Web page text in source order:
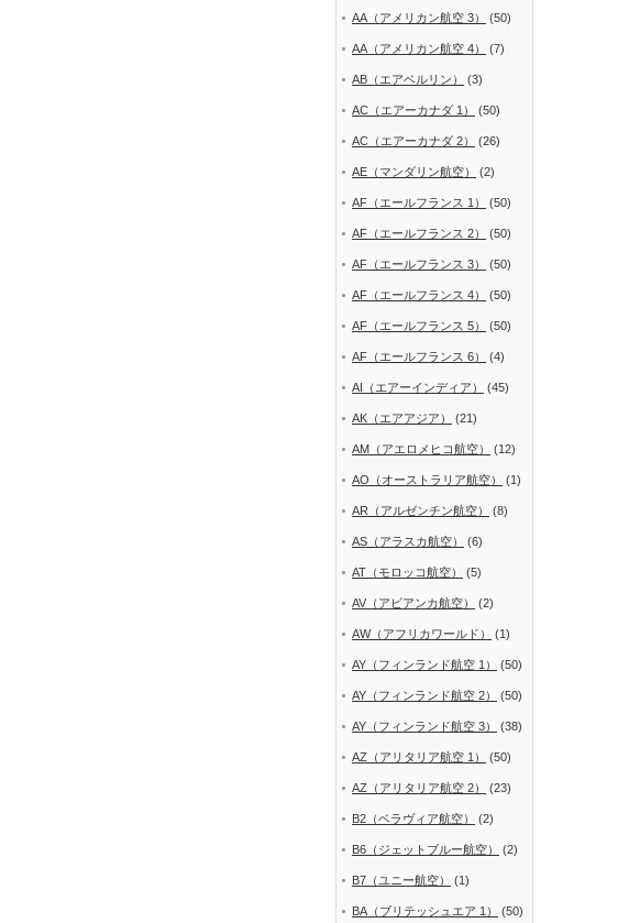
AA（アメリカン航空 3） (50)
AA（アメリカン航空 4） (7)
AB（エアベルリン） (3)
AC（エアーカナダ 1） (50)
AC（エアーカナダ 2） (26)
AE（マンダリン航空） (2)
AF（エールフランス 1） (50)
AF（エールフランス 2） (50)
AF（エールフランス 3） (50)
AF（エールフランス 4） (50)
AF（エールフランス 5） (50)
AF（エールフランス 6） (4)
AI（エアーインディア） (45)
AK（エアアジア） (21)
AM（アエロメヒコ航空） (12)
AO（オーストラリア航空） (1)
AR（アルゼンチン航空） (8)
AS（アラスカ航空） (6)
AT（モロッコ航空） (5)
AV（アビアンカ航空） (2)
AW（アフリカワールド） (1)
AY（フィンランド航空 1） (50)
AY（フィンランド航空 2） (50)
AY（フィンランド航空 3） (38)
AZ（アリタリア航空 1） (50)
AZ（アリタリア航空 2） (23)
B2（ベラヴィア航空） (2)
B6（ジェットブルー航空） (2)
B7（ユニー航空） (1)
BA（ブリテッシュエア 1） (50)